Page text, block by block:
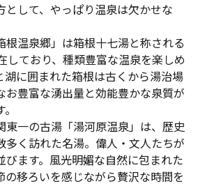
として、やっぱり温泉は欠かせな
根温泉郷」は箱根十七湯と称される
しており、種類豊富な温泉を楽しめ
湖に囲まれた箱根は古くから湯治場
お豊富な湧出量と効能豊かな泉質が
東一の古湯「湯河原温泉」は、歴史
多く訪れた名湯。偉人・文人たちが
びます。風光明媚な自然に包まれた
の移ろいを感じながら贅沢な時間を